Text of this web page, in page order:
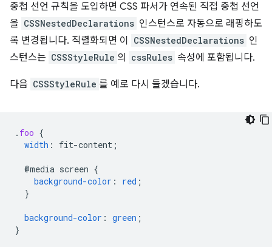
중첩 선언 규칙을 도입하면 CSS 파서가 연속된 직접 중첩 선언
을 CSSNestedDeclarations 인스턴스로 자동으로 래핑하도
록 변경됩니다. 직렬화되면 이
CSSNestedDeclarations 인
스턴스는 CSSStyleRule 의 cssRules 속성에 포함됩니다.
다음 CSSStyleRule 를 예로 다시 들겠습니다.
. foo {
width : fit-content ;
@media screen {
background-color : red ;
}
background-color : green ;
}